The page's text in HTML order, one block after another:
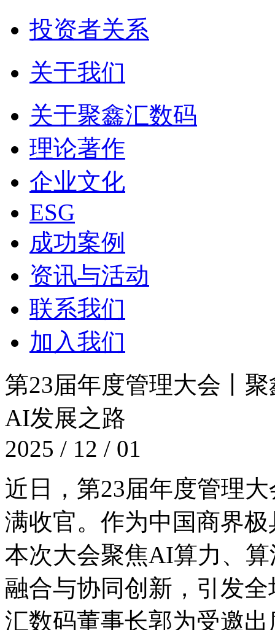
投资者关系
关于我们
关于聚鑫汇数码
理论著作
企业文化
ESG
成功案例
资讯与活动
联系我们
加入我们
第23届年度管理大会丨聚
AI发展之路
2025 / 12 / 01
近日，第23届年度管
满收官。作为中国商界极
本次大会聚焦AI算力、
融合与协同创新，引
汇数码董事长郭为受邀出